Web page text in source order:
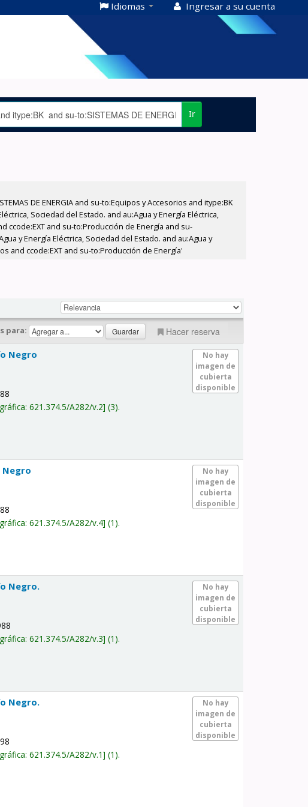
Idiomas Ingresar a su cuenta
Ir
DE ENERGIA and su-to:Equipos y Accesorios and itype:BK
Sociedad del Estado. and au:Agua y Energía Eléctrica,
ccode:EXT and su-to:Producción de Energía and su-
y Energía Eléctrica, Sociedad del Estado. and au:Agua y
and ccode:EXT and su-to:Producción de Energía'
para: Hacer reserva
No hay
imagen de
cubierta
disponible
Negro
621.374.5/A282/v.2 (3).
No hay
imagen de
cubierta
disponible
Negro
621.374.5/A282/v.4 (1).
No hay
imagen de
cubierta
disponible
Negro.
621.374.5/A282/v.3 (1).
No hay
imagen de
cubierta
disponible
Negro.
621.374.5/A282/v.1 (1).